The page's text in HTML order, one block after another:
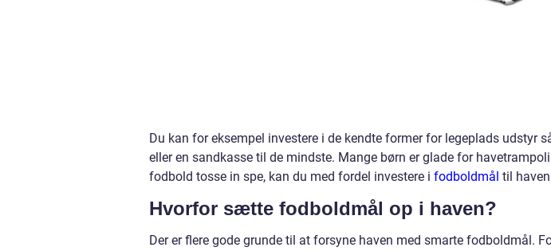
Du kan for eksempel investere i de kendte former for legeplads udstyr
eller en sandkasse til de mindste. Mange børn er glade for
fodbold tosse in spe, kan du med fordel investere i fodboldmål til
Hvorfor sætte fodboldmål op i haven?
Der er flere gode grunde til at forsyne haven med smarte fodboldmål.